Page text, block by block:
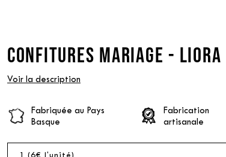
CONFITURES MARIAGE - LIORA
Voir la description
Fabriquée au Pays
Basque
Fabrication
artisanale